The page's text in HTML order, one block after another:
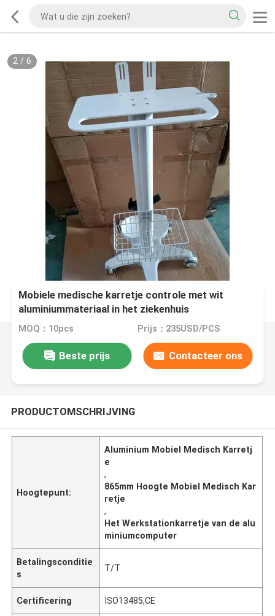
2/ 6
Mobiele medische karretje controle met wit
aluminiummateriaal in het ziekenhuis
MOQ：10pcs Prijs：235USD/PCS
Beste prijs Contacteer ons
PRODUCTOMSCHRIJVING
Hoogtepunt:
Aluminium Mobiel Medisch Karretj
e
,
865mm Hoogte Mobiel Medisch Kar
retje
,
Het Werkstationkarretje van de alu
miniumcomputer
Betalingsconditie
s
T/T
Certificering ISO13485,CE